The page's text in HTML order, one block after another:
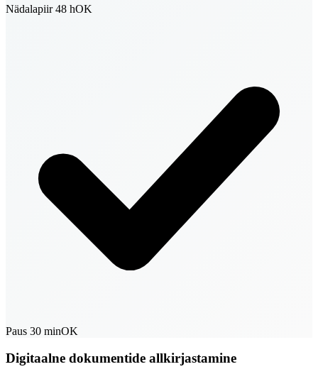
Nädalapiir 48 hOK
Paus 30 minOK
Digitaalne dokumentide allkirjastamine